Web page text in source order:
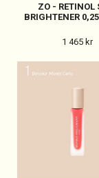
ZO - RETINOL
BRIGHTENER
1 465 kr